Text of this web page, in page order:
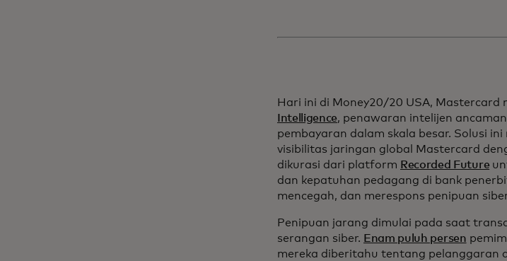
Hari ini di Money20/20 USA, Mastercard
Intelligence, penawaran intelijen
pembayaran dalam skala besar. Solusi
visibilitas jaringan global Mastercard
dikurasi dari platform Recorded Future
dan kepatuhan pedagang di bank
mencegah, dan merespons penipuan
Penipuan jarang dimulai pada saat
serangan siber. Enam puluh persen
mereka diberitahu tentang pelanggaran